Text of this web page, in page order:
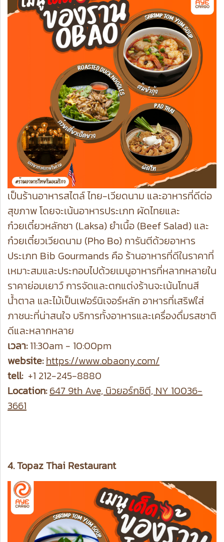
เป็นร้านอาหารสไตล์ ไทย-เวียดนาม และอาหารที่ดีต่อ
สุขภาพ โดยจะเน้นอาหารประเภท ผัดไทยและ
ก๋วยเตี๋ยวหลักซา (Laksa) ยำเนื้อ (Beef Salad) และ
ก๋วยเตี๋ยวเวียดนาม (Pho Bo) การันตีด้วยอาหาร
ประเภท Bib Gourmands คือ ร้านอาหารที่ดีในราคาที่
เหมาะสมและประกอบไปด้วยเมนูอาหารที่หลากหลายใน
ราคาย่อมเยาว์ การจัดและตกแต่งร้านจะเน้นโทนสี
น้ำตาล และไม้เป็นเฟอร์นิเจอร์หลัก อาหารที่เสริฟใส่
ภาชนะที่น่าสนใจ บริการทั้งอาหารและเครื่องดื่มรสชาติ
ดีและหลากหลาย
เวลา:11:30am - 10:00pm
website: https://www.obaony.com/
tell:+1 212-245-8880
Location: 647 9th Ave, นิวยอร์กซิตี, NY 10036-
3661
4. Topaz Thai Restaurant